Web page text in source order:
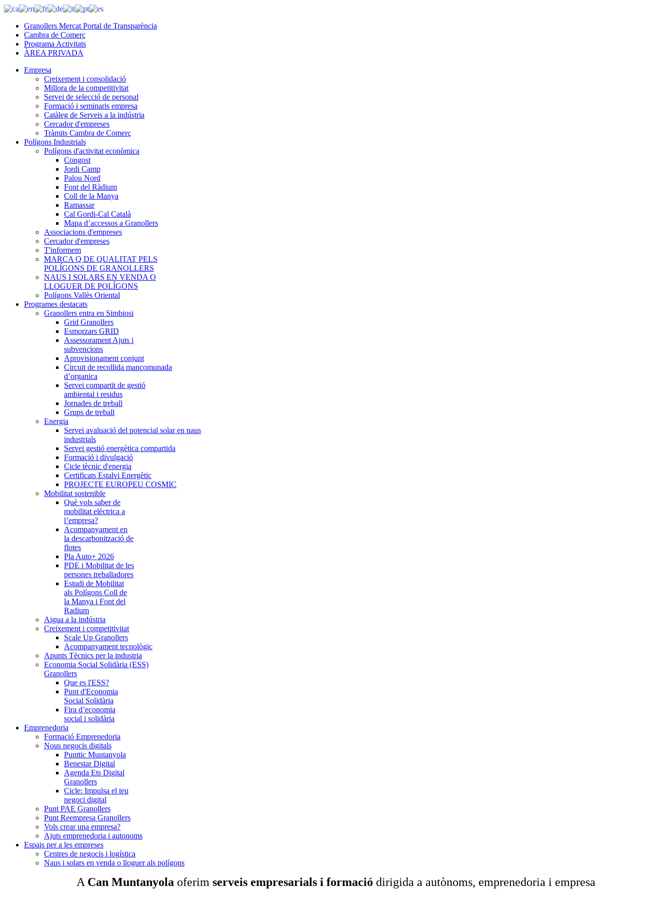
Granollers Mercat Portal de Transparència
Cambra de Comerç
Programa Activitats
ÀREA PRIVADA
Empresa
Creixement i consolidació
Millora de la competitivitat
Servei de selecció de personal
Formació i seminaris empresa
Catàleg de Serveis a la indústria
Cercador d'empreses
Tràmits Cambra de Comerç
Polígons Industrials
Polígons d'activitat econòmica
Congost
Jordi Camp
Palou Nord
Font del Ràdium
Coll de la Manya
Ramassar
Cal Gordi-Cal Català
Mapa d’accessos a Granollers
Associacions d'empreses
Cercador d'empreses
T'informem
MARCA Q DE QUALITAT PELS
POLÍGONS DE GRANOLLERS
NAUS I SOLARS EN VENDA O
LLOGUER DE POLÍGONS
Polígons Vallès Oriental
Programes destacats
Granollers entra en Simbiosi
Grid Granollers
Esmorzars GRID
Assessorament Ajuts i
subvencions
Aprovisionament conjunt
Circuit de recollida mancomunada
d’organica
Servei compartit de gestió
ambiental i residus
Jornades de treball
Grups de treball
Energia
Servei avaluació del potencial solar en naus
industrials
Servei gestió energètica compartida
Formació i divulgació
Cicle tècnic d'energia
Certificats Estalvi Energètic
PROJECTE EUROPEU COSMIC
Mobilitat sostenible
Què vols saber de
mobilitat elèctrica a
l’empresa?
Acompanyament en
la descarbonització de
flotes
Pla Auto+ 2026
PDE i Mobilitat de les
persones treballadores
Estudi de Mobilitat
als Polígons Coll de
la Manya i Font del
Radium
Aigua a la indústria
Creixement i competitivitat
Scale Up Granollers
Acompanyament tecnològic
Apunts Tècnics per la industria
Economia Social Solidària (ESS)
Granollers
Que es l'ESS?
Punt d'Economia
Social Solidària
Fira d’economia
social i solidària
Emprenedoria
Formació Emprenedoria
Nous negocis digitals
Punttic Muntanyola
Benestar Digital
Agenda Ets Digital
Granollers
Cicle: Impulsa el teu
negoci digital
Punt PAE Granollers
Punt Reempresa Granollers
Vols crear una empresa?
Ajuts emprenedoria i autonoms
Espais per a les empreses
Centres de negocis i logística
Naus i solars en venda o lloguer als polígons
ACan Muntanyola oferim serveis empresarials i formació dirigida a autònoms, emprenedoria i empresa